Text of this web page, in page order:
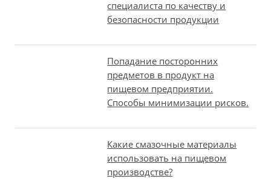
специалиста по качеству и
безопасности продукции
Попадание посторонних
предметов в продукт на
пищевом предприятии.
Способы минимизации рисков.
Какие смазочные материалы
использовать на пищевом
производстве?